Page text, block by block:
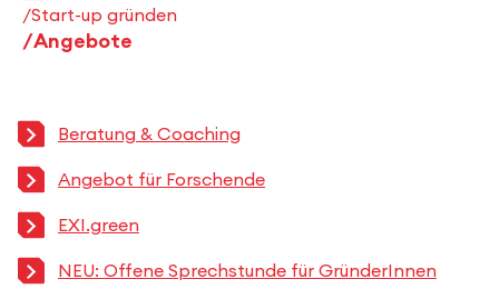
Start-up gründen
Angebote
Beratung & Coaching
Angebot für Forschende
EXI.green
NEU: Offene Sprechstunde für GründerInnen